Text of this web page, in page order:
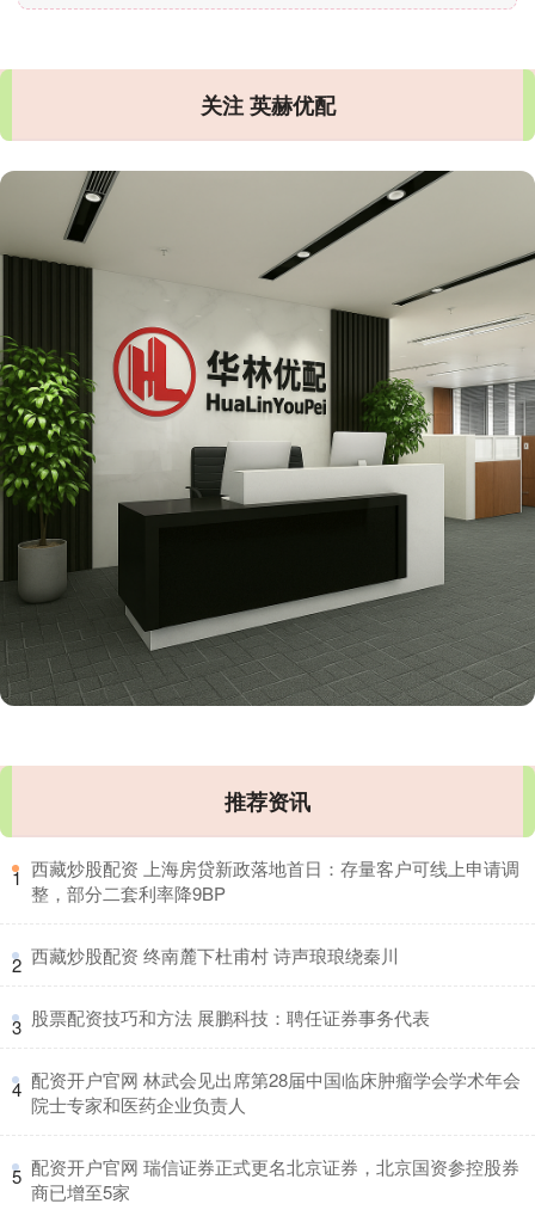
关注 英赫优配
推荐资讯
1 ​西藏炒股配资 上海房贷新政落地首日：存量客户可线上申请调
整，部分二套利率降9BP
2 ​西藏炒股配资 终南麓下杜甫村 诗声琅琅绕秦川
3 ​股票配资技巧和方法 展鹏科技：聘任证券事务代表
4 ​配资开户官网 林武会见出席第28届中国临床肿瘤学会学术年会
院士专家和医药企业负责人
5 ​配资开户官网 瑞信证券正式更名北京证券，北京国资参控股券
商已增至5家